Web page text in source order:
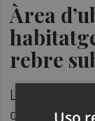
Àrea
rebre
L’àmbit
de